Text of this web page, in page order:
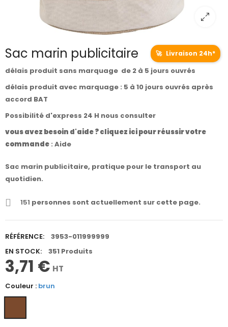
Sac marin publicitaire 🚀 Livraison 24h*
délais produit sans marquage de 2 à 5 jours ouvrés
délais produit avec marquage : 5 à 10 jours ouvrés après
accord BAT
Possibilité d'express 24 H nous consulter
vous avez besoin d'aide ? cliquez ici pour réussir votre
commande : Aide
Sac marin publicitaire, pratique pour le transport au
quotidien.
151 personnes sont actuellement sur cette page.
RÉFÉRENCE:
3953-011999999
EN STOCK:
351 Produits
3,71 € HT
Couleur : brun